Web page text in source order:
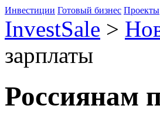
Инвестиции Готовый бизнес Проекты
InvestSale >
зарплаты
Россиянам